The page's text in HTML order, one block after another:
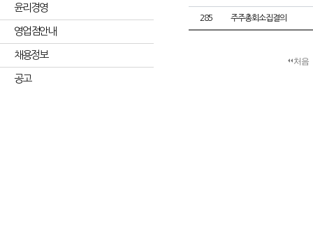
윤리경영
영업점안내
채용정보
공고
285 주주총회소집결의
처음